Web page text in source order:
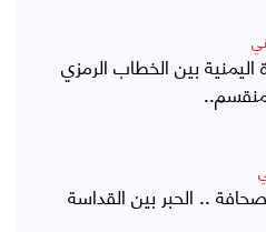
اليمنية بين الخطاب الرمزي
.. الحبر بين القداسة